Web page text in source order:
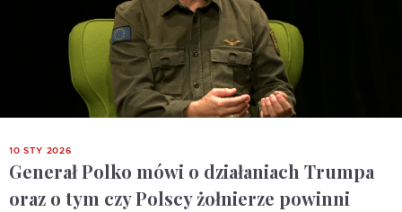
10 STY 2026
Generał Polko mówi o działaniach Trumpa
oraz o tym czy Polscy żołnierze powinni